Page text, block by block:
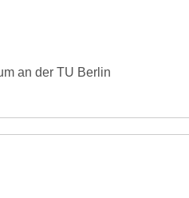
an der TU Berlin